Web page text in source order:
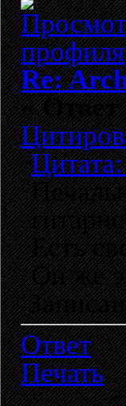
Re:
«Ответ
Есть
Он же
Записан
Ответ
Печать